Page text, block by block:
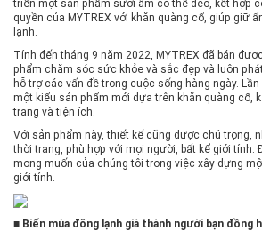
triển một sản phẩm sưởi ấm có thể đeo, kết hợp
quyền của MYTREX với khăn quàng cổ, giúp giữ
lạnh.
Tính đến tháng 9 năm 2022, MYTREX đã bán
phẩm chăm sóc sức khỏe và sắc đẹp và luôn
hỗ trợ các vấn đề trong cuộc sống hàng ngày.
một kiểu sản phẩm mới dựa trên khăn quàng cổ,
trang và tiện ích.
Với sản phẩm này, thiết kế cũng được chú trọng,
thời trang, phù hợp với mọi người, bất kể giới tính.
mong muốn của chúng tôi trong việc xây dựng
giới tính.
■ Biến mùa đông lạnh giá thành người bạn đồng